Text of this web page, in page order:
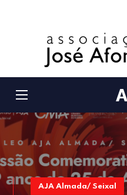
AJA Almada/ Seixal